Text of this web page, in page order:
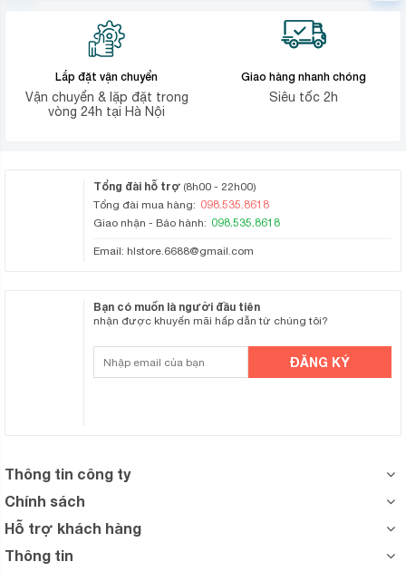
Lắp đặt vận chuyển
Vận chuyển & lặp đặt trong
vòng 24h tại Hà Nội
Giao hàng nhanh chóng
Siêu tốc 2h
Tổng đài hỗ trợ (8h00 - 22h00)
Tổng đài mua hàng: 098.535.8618
Giao nhận - Bảo hành: 098.535.8618
Email: hlstore.6688@gmail.com
Bạn có muốn là người đầu tiên
nhận được khuyến mãi hấp dẫn từ chúng tôi?
Thông tin công ty
Chính sách
Hỗ trợ khách hàng
Thông tin